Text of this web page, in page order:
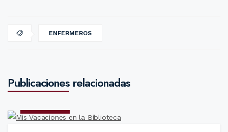
ENFERMEROS
Publicaciones relacionadas